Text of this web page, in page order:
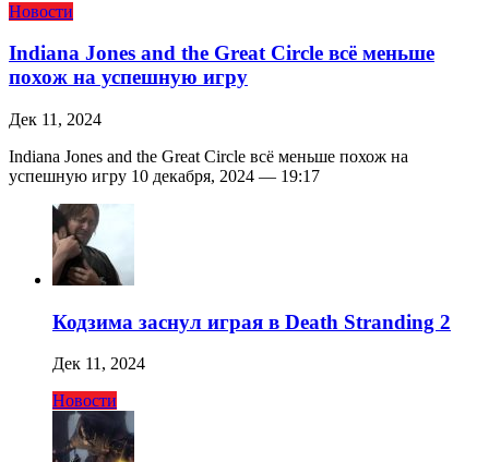
Новости
Indiana Jones and the Great Circle всё меньше
похож на успешную игру
Дек 11, 2024
Indiana Jones and the Great Circle всё меньше похож на
успешную игру 10 декабря, 2024 — 19:17
Кодзима заснул играя в Death Stranding 2
Дек 11, 2024
Новости